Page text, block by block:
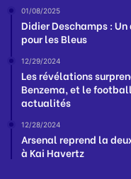
01/08/2025
Didier Deschamps :
pour les Bleus
12/29/2024
Les révélations
Benzema, et le
actualités
12/28/2024
Arsenal reprend la
à Kai Havertz